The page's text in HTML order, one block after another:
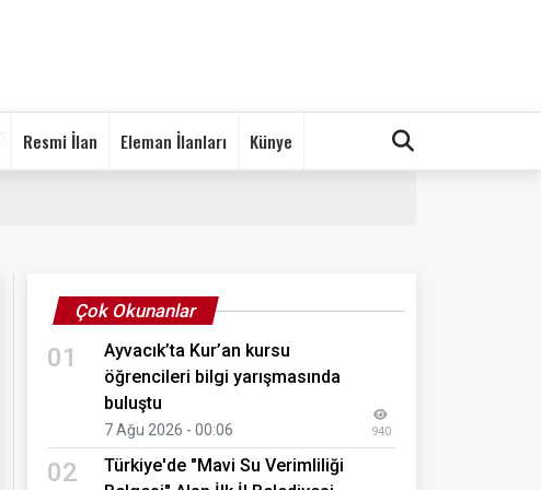
Resmi İlan Eleman İlanları Künye
Çok Okunanlar
01
Ayvacık’ta Kur’an kursu
öğrencileri bilgi yarışmasında
buluştu
7 Ağu 2026 - 00:06 940
02
Türkiye'de "Mavi Su Verimliliği